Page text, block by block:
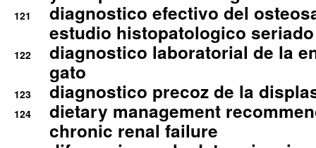
121
diagnostico efectivo del
estudio histopatologico seriado
122
diagnostico laboratorial de la
gato
123 diagnostico precoz de la
124
dietary management
chronic renal failure